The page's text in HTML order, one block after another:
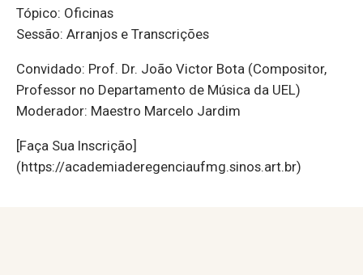
Tópico: Oficinas
Sessão: Arranjos e Transcrições
Convidado: Prof. Dr. João Victor Bota (Compositor,
Professor no Departamento de Música da UEL)
Moderador: Maestro Marcelo Jardim
[Faça Sua Inscrição]
(https://academiaderegenciaufmg.sinos.art.br)